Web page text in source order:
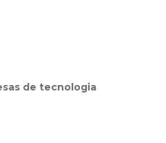
de tecnologia